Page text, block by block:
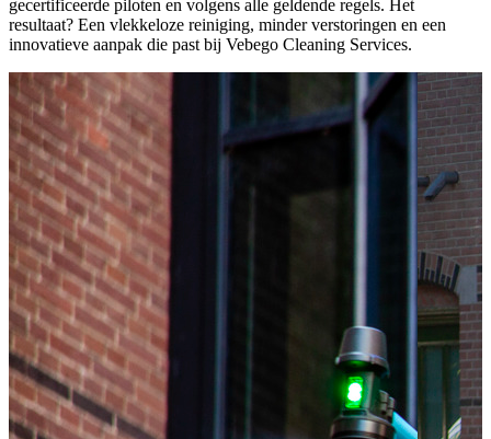
gecertificeerde piloten en volgens alle geldende regels. Het
resultaat? Een vlekkeloze reiniging, minder verstoringen en een
innovatieve aanpak die past bij Vebego Cleaning Services.